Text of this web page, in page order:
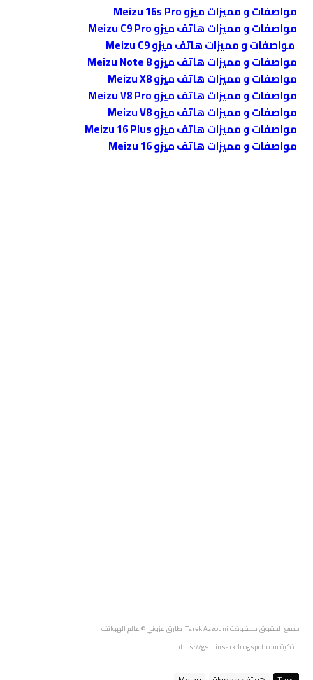
مواصفات و مميزات ميزو Meizu 16s Pro
مواصفات و مميزات هاتف ميزو Meizu C9 Pro
مواصفات و مميزات هاتف ميزو Meizu C9
مواصفات و مميزات هاتف ميزو Meizu Note 8
مواصفات و مميزات هاتف ميزو Meizu X8
مواصفات و مميزات هاتف ميزو Meizu V8 Pro
مواصفات و مميزات هاتف ميزو Meizu V8
مواصفات و مميزات هاتف ميزو Meizu 16 Plus
مواصفات و مميزات هاتف ميزو Meizu 16
جميع الحقوق محفوظةTarek Azzouni طارق عزوني
© عالم الهواتف
الذكيةhttps://gsminsark.blogspot.com
.